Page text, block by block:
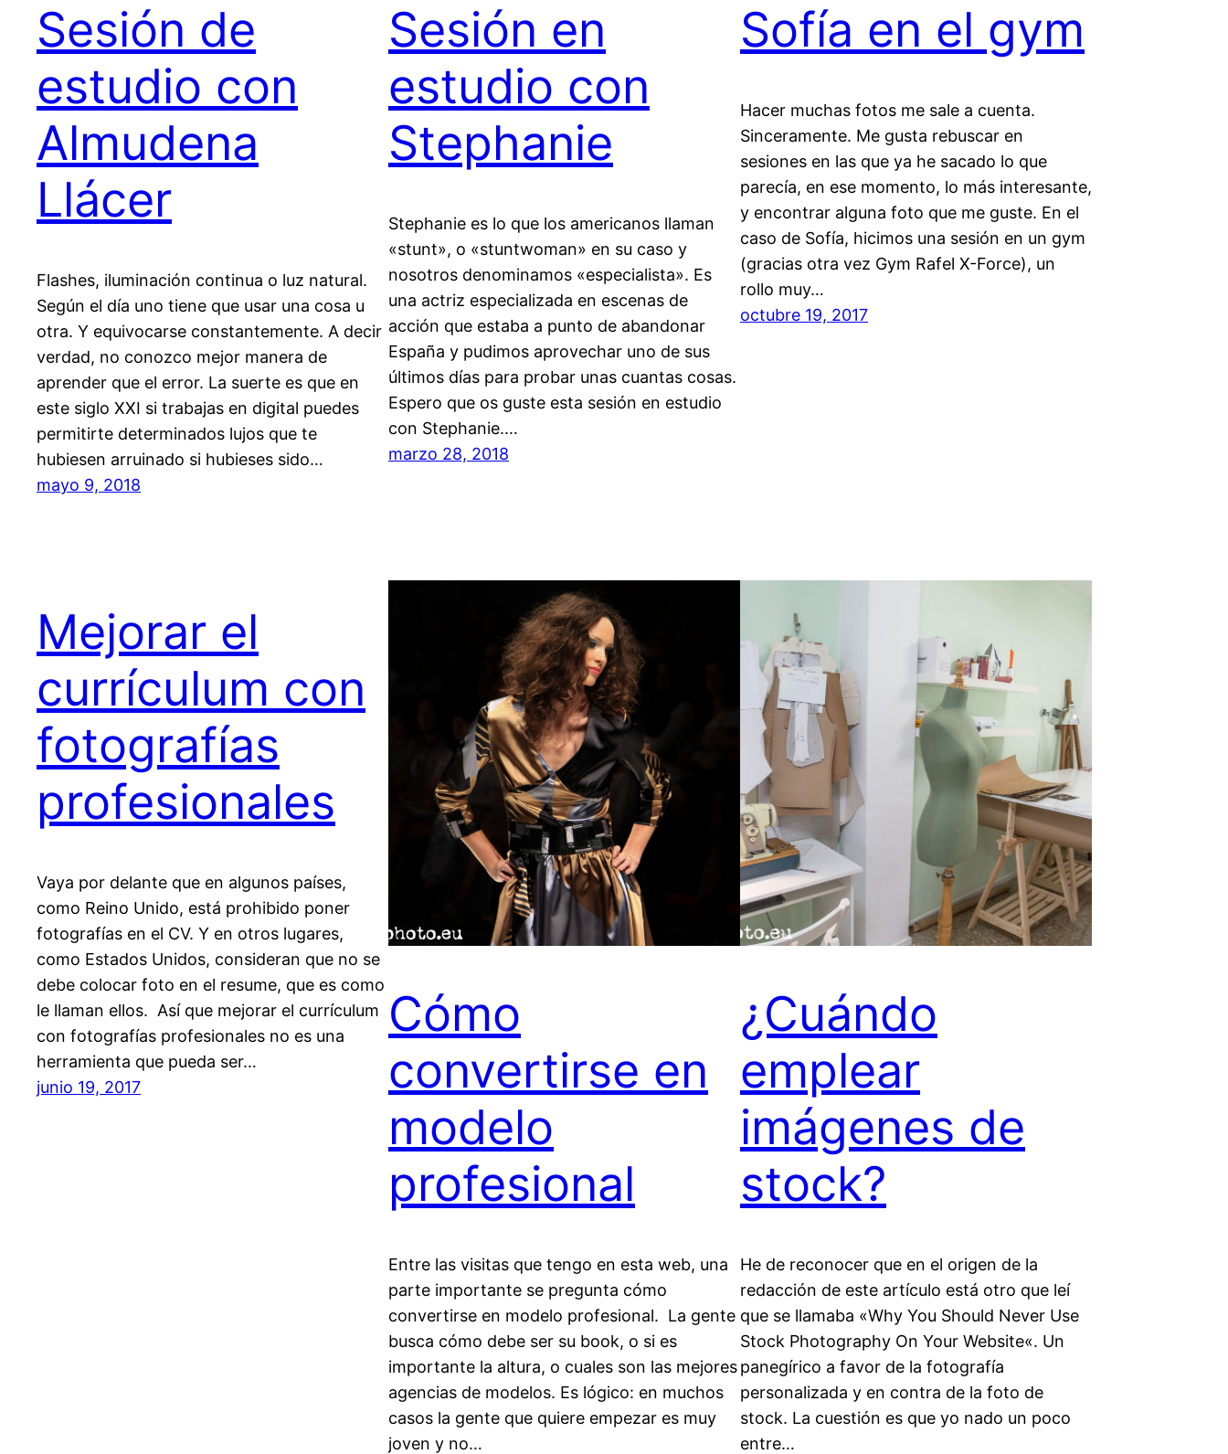
Sesión de
estudio con
Almudena
Llácer
Flashes, iluminación continua o luz natural.
Según el día uno tiene que usar una cosa u
otra. Y equivocarse constantemente. A decir
verdad, no conozco mejor manera de
aprender que el error. La suerte es que en
este siglo XXI si trabajas en digital puedes
permitirte determinados lujos que te
hubiesen arruinado si hubieses sido…
mayo 9, 2018
Sesión en
estudio con
Stephanie
Stephanie es lo que los americanos llaman
«stunt», o «stuntwoman» en su caso y
nosotros denominamos «especialista». Es
una actriz especializada en escenas de
acción que estaba a punto de abandonar
España y pudimos aprovechar uno de sus
últimos días para probar unas cuantas cosas.
Espero que os guste esta sesión en estudio
con Stephanie.…
marzo 28, 2018
Sofía en el gym
Hacer muchas fotos me sale a cuenta.
Sinceramente. Me gusta rebuscar en
sesiones en las que ya he sacado lo que
parecía, en ese momento, lo más interesante,
y encontrar alguna foto que me guste. En el
caso de Sofía, hicimos una sesión en un gym
(gracias otra vez Gym Rafel X-Force), un
rollo muy…
octubre 19, 2017
Mejorar el
currículum con
fotografías
profesionales
Vaya por delante que en algunos países,
como Reino Unido, está prohibido poner
fotografías en el CV. Y en otros lugares,
como Estados Unidos, consideran que no se
debe colocar foto en el resume, que es como
le llaman ellos. Así que mejorar el currículum
con fotografías profesionales no es una
herramienta que pueda ser…
junio 19, 2017
Cómo
convertirse en
modelo
profesional
Entre las visitas que tengo en esta web, una
parte importante se pregunta cómo
convertirse en modelo profesional. La gente
busca cómo debe ser su book, o si es
importante la altura, o cuales son las mejores
agencias de modelos. Es lógico: en muchos
casos la gente que quiere empezar es muy
joven y no…
¿Cuándo
emplear
imágenes de
stock?
He de reconocer que en el origen de la
redacción de este artículo está otro que leí
que se llamaba «Why You Should Never Use
Stock Photography On Your Website«. Un
panegírico a favor de la fotografía
personalizada y en contra de la foto de
stock. La cuestión es que yo nado un poco
entre…